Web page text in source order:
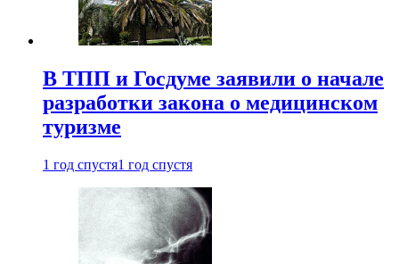
В ТПП и Госдуме заявили о начале
разработки закона о медицинском
туризме
1 год спустя1 год спустя